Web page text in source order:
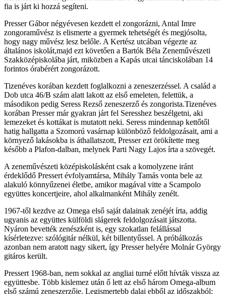
fia is járt ki hozzá segíteni.
Presser Gábor négyévesen kezdett el zongorázni, Antal Imre
zongoraművész is elismerte a gyermek tehetségét és megjósolta,
hogy nagy művész lesz belőle. A Kertész utcában végezte az
általános iskolát,majd ezt követően a Bartók Béla Zeneművészeti
Szakközépiskolába járt, miközben a Kapás utcai tánciskolában 14
forintos órabérért zongorázott.
Tizenéves korában kezdett foglalkozni a zeneszerzéssel. A család a
Dob utca 46/B szám alatt lakott az első emeleten, felettük, a
másodikon pedig Seress Rezső zeneszerző és zongorista.Tizenéves
korában Presser már gyakran járt fel Seresshez beszélgetni, aki
lemezeket és kottákat is mutatott neki. Seress mindennap kettőtől
hatig hallgatta a Szomorú vasárnap különböző feldolgozásait, ami a
környező lakásokba is áthallatszott, Presser ezt örökítette meg
később a Plafon-dalban, melynek Parti Nagy Lajos írta a szövegét.
A zeneművészeti középiskolásként csak a komolyzene iránt
érdeklődő Pressert évfolyamtársa, Mihály Tamás vonta bele az
alakuló könnyűzenei életbe, amikor magával vitte a Scampolo
együttes koncertjeire, ahol alkalmanként Mihály zenélt.
1967-től kezdve az Omega első saját dalainak zenéjét írta, addig
ugyanis az együttes külföldi slágerek feldolgozásait játszotta.
Nyáron bevették zenészként is, egy szokatlan felállással
kísérletezve: szólógitár nélkül, két billentyűssel. A próbálkozás
azonban nem aratott nagy sikert, így Presser helyére Molnár György
gitáros került.
Pressert 1968-ban, nem sokkal az angliai turné előtt hívták vissza az
együttesbe. Több kislemez után ő lett az első három Omega-album
első számú zeneszerzője. Legismertebb dalai ebből az időszakból: